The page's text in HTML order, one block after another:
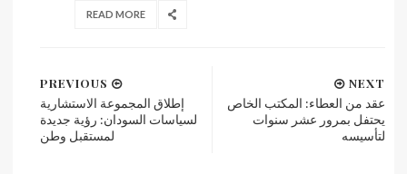
READ MORE
NEXT
عقد من العطاء: المكتب الخاص
يحتفل بمرور عشر سنوات
لتأسيسه
إطلاق المجموعة الاستشارية
لسياسات السودان: رؤية جديدة
لمستقبل وطن